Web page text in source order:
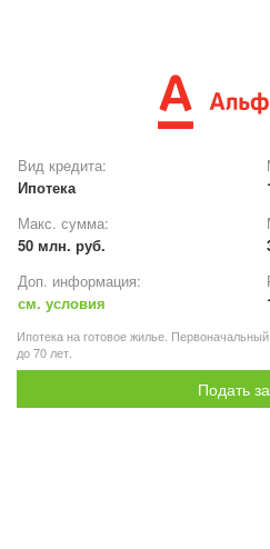
Вид кредита:
Ипотека
Макс. сумма:
50 млн. руб.
Доп. информация:
см. условия
Ипотека на готовое жилье.
до 70 лет.
Подать